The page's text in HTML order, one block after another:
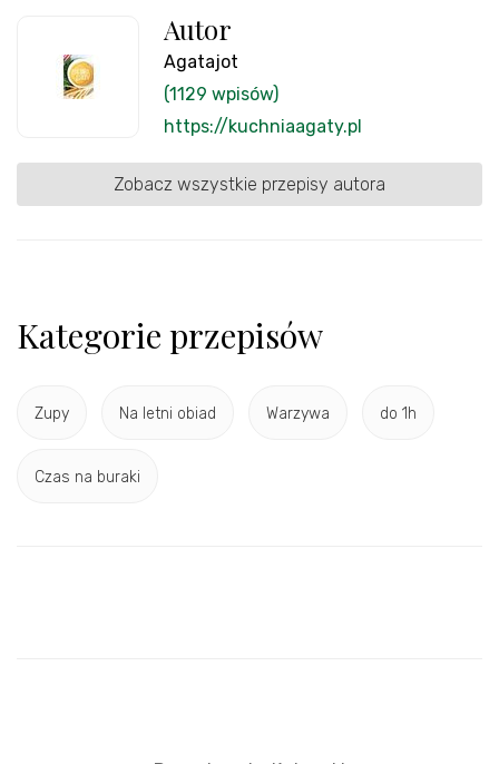
Autor
Agatajot
(1129 wpisów)
https://kuchniaagaty.pl
Zobacz wszystkie przepisy autora
Kategorie przepisów
Zupy Na letni obiad Warzywa do 1h
Czas na buraki